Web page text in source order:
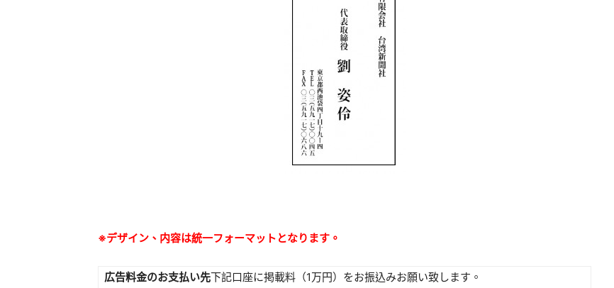
※デザイン、内容は統一フォーマットとなります。
広告料金のお支払い先下記口座に掲載料（1万円）をお振込みお願い致します。